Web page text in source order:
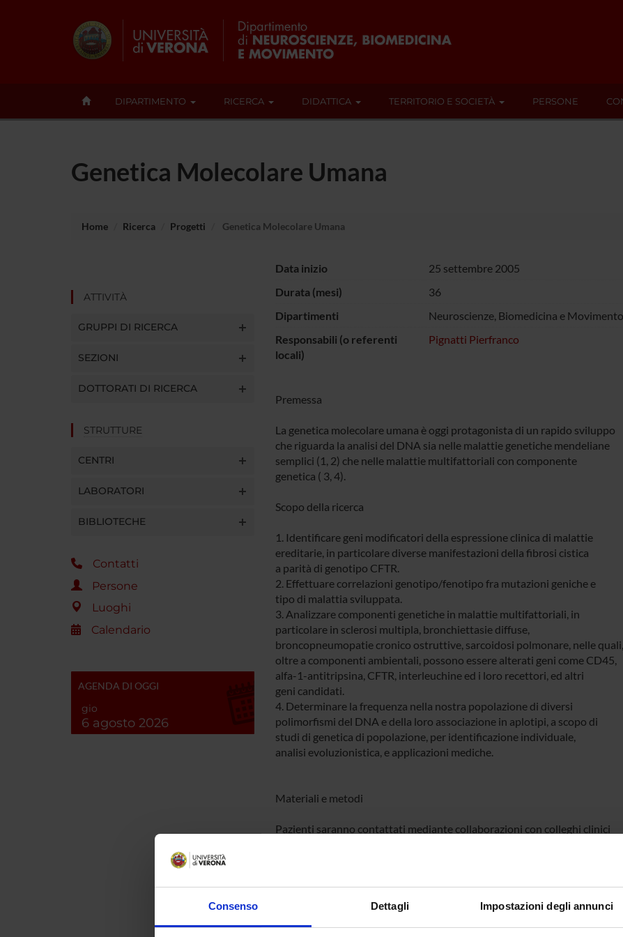
Consenso Dettagli Impostazioni degli annunci
DIPARTIMENTO RICERCA DIDATTICA TERRITORIO E SOCIETÀ PERSONE
Genetica Molecolare Umana
Home Ricerca Progetti Genetica Molecolare Umana
ATTIVITÀ
GRUPPI DI RICERCA
SEZIONI
DOTTORATI DI RICERCA
STRUTTURE
CENTRI
LABORATORI
BIBLIOTECHE
Contatti
Persone
Luoghi
Calendario
AGENDA DI OGGI
gio
6 agosto 2026
Data inizio
25 settembre 2005
Durata (mesi)
36
Dipartimenti
Neuroscienze, Biomedicina e Movimento
Responsabili (o referenti
locali)
Pignatti Pierfranco
Premessa
La genetica molecolare umana è oggi protagonista di un rapido sviluppo
che riguarda la analisi del DNA sia nelle malattie genetiche mendeliane
semplici (1, 2) che nelle malattie multifattoriali con componente
genetica ( 3, 4).
Scopo della ricerca
1. Identificare geni modificatori della espressione clinica di malattie
ereditarie, in particolare diverse manifestazioni della fibrosi cistica
a parità di genotipo CFTR.
2. Effettuare correlazioni genotipo/fenotipo fra mutazioni geniche e
tipo di malattia sviluppata.
3. Analizzare componenti genetiche in malattie multifattoriali, in
particolare in sclerosi multipla, bronchiettasie diffuse,
broncopneumopatie cronico ostruttive, sarcoidosi polmonare, nelle quali,
oltre a componenti ambientali, possono essere alterati geni come CD45,
alfa-1-antitripsina, CFTR, interleuchine ed i loro recettori, ed altri
geni candidati.
4. Determinare la frequenza nella nostra popolazione di diversi
polimorfismi del DNA e della loro associazione in aplotipi, a scopo di
studi di genetica di popolazione, per identificazione individuale,
analisi evoluzionistica, e applicazioni mediche.
Materiali e metodi
Pazienti saranno contattati mediante collaborazioni con colleghi clinici
Centro Fibrosi Cistica, Clinica Neurologica.
DNA, RNA saranno preparati con metodi tradizionali, come descritto (v.